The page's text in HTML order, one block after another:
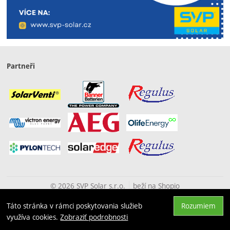
Táto stránka v rámci poskytovania služieb
využíva cookies.Zobraziť podrobnosti
Rozumiem
Partneři
© 2026 SVP Solar s.r.o. beží na Shopio
Hore